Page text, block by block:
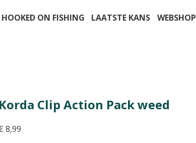
HOOKED ON FISHING LAATSTE KANS WEBSHOP
Korda Clip Action Pack weed
8,99